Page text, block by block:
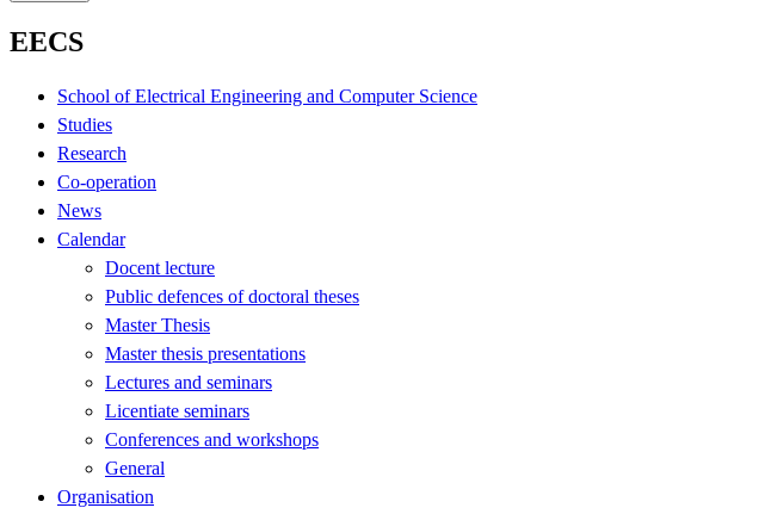
EECS
School of Electrical Engineering and Computer Science
Studies
Research
Co-operation
News
Calendar
Docent lecture
Public defences of doctoral theses
Master Thesis
Master thesis presentations
Lectures and seminars
Licentiate seminars
Conferences and workshops
General
Organisation